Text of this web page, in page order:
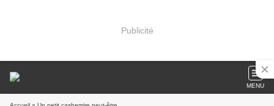
Publicité
MENU